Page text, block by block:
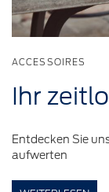
ACCESSOIRES
Ihr
Entdecken Sie
aufwerten